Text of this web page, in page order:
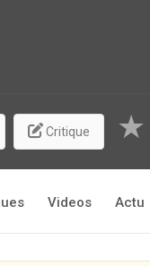
Critique ★
Videos Actu